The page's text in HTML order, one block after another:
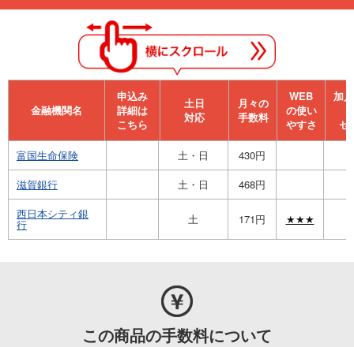
金融機関名
申込み
詳細は
こちら
⼟⽇
対応
月々の
手数料
WEB
の使い
やすさ
加
セ
富国生命保険 土・日
430円
滋賀銀行
土・日
468円
西日本シティ銀
行 土 171円 ★★★
この商品の手数料について